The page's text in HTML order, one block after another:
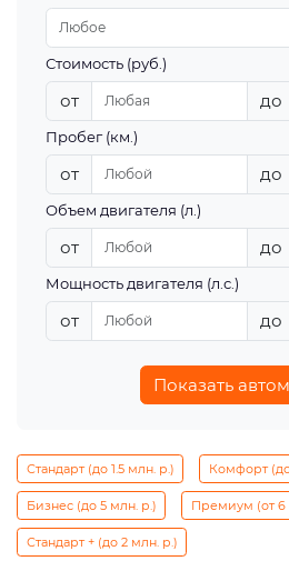
Стоимость (руб.)
от до
Пробег (км.)
от до
Объем двигателя (л.)
от до
Мощность двигателя (л.с.)
от до
Показать
Стандарт (до 1.5 млн. р.) Комфорт
Бизнес (до 5 млн. р.) Премиум (от 6
Стандарт + (до 2 млн. р.)